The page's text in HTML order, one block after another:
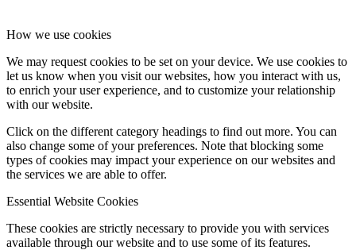
How we use cookies
We may request cookies to be set on your device. We use cookies to
let us know when you visit our websites, how you interact with us,
to enrich your user experience, and to customize your relationship
with our website.
Click on the different category headings to find out more. You can
also change some of your preferences. Note that blocking some
types of cookies may impact your experience on our websites and
the services we are able to offer.
Essential Website Cookies
These cookies are strictly necessary to provide you with services
available through our website and to use some of its features.